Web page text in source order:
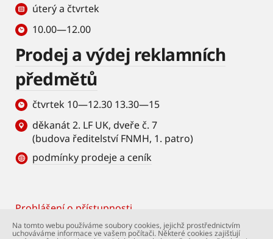
úterý a čtvrtek
10.00—12.00
Prodej a výdej reklamních
předmětů
čtvrtek 10—12.30 13.30—15
děkanát 2. LF UK, dveře č. 7
(budova ředitelství FNMH, 1. patro)
podmínky prodeje a ceník
Footer
Prohlášení o přístupnosti
Na tomto webu používáme soubory cookies, jejichž prostřednictvím
uchováváme informace ve vašem počítači. Některé cookies zajišťují